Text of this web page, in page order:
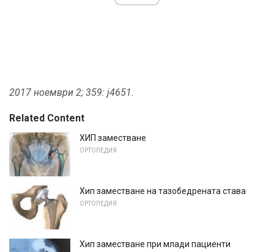
2017 ноември 2; 359: j4651.
Related Content
ХИП заместване
ОРТОПЕДИЯ
Хип заместване на тазобедрената става
ОРТОПЕДИЯ
Хип заместване при млади пациенти